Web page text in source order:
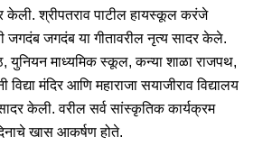
केली. श्रीपतराव पाटील हायस्कूल करंजे
जगदंब जगदंब या गीतावरील नृत्य सादर केले.
युनियन माध्यमिक स्कूल, कन्या शाळा राजपथ,
मंदिर आणि महाराजा सयाजीराव विद्यालय
केली. वरील सर्व सांस्कृतिक कार्यक्रम
खास आकर्षण होते.